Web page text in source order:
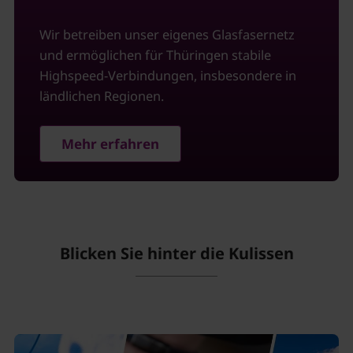
Wir betreiben unser eigenes Glasfasernetz
und ermöglichen für Thüringen stabile
Highspeed-Verbindungen, insbesondere in
ländlichen Regionen.
Mehr erfahren
Blicken Sie hinter die Kulissen